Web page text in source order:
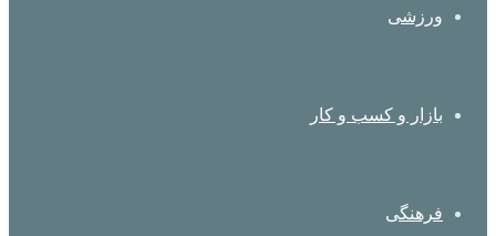
ورزشی
بازار و کسب و کار
فرهنگی